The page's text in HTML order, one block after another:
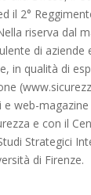
il 2°
riserva dal
di aziende
in qualità di
web-
e con il
Strategici
di Firenze.